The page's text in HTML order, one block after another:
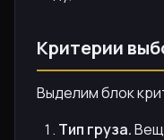
Критерии
Выделим блок
Тип груза.